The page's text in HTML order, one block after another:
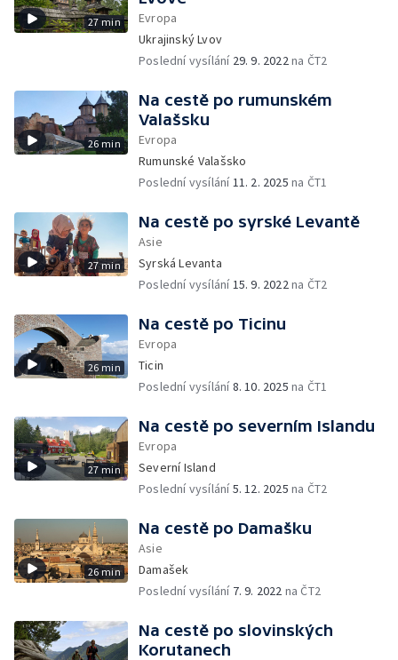
27 min
Evropa
Ukrajinský Lvov
Poslední vysílání 29. 9. 2022na ČT2
26 min
Na cestě po rumunském
Valašsku
Evropa
Rumunské Valašsko
Poslední vysílání11. 2. 2025 na ČT1
27 min
Na cestě po syrské Levantě
Asie
Syrská Levanta
Poslední vysílání15. 9. 2022na ČT2
26 min
Na cestě po Ticinu
Evropa
Ticin
Poslední vysílání8. 10. 2025 na ČT1
27 min
Na cestě po severním Islandu
Evropa
Severní Island
Poslední vysílání5. 12. 2025 na ČT2
26 min
Na cestě po Damašku
Asie
Damašek
Poslední vysílání 7. 9. 2022 na ČT2
Na cestě po slovinských
Korutanech